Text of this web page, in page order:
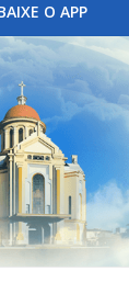
O APP